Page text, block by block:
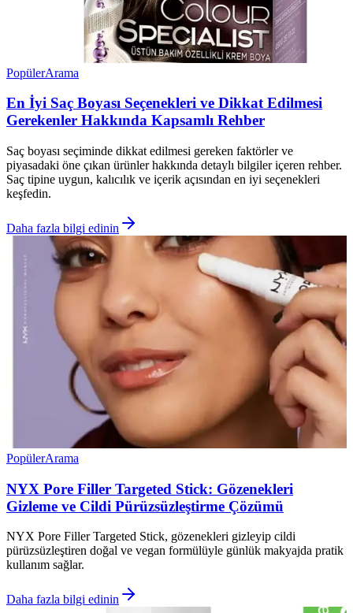
PopülerArama
En İyi Saç Boyası Seçenekleri ve Dikkat Edilmesi
Gerekenler Hakkında Kapsamlı Rehber
Saç boyası seçiminde dikkat edilmesi gereken faktörler ve
piyasadaki öne çıkan ürünler hakkında detaylı bilgiler içeren rehber.
Saç tipine uygun, kalıcılık ve içerik açısından en iyi seçenekleri
keşfedin.
Daha fazla bilgi edinin
PopülerArama
NYX Pore Filler Targeted Stick: Gözenekleri
Gizleme ve Cildi Pürüzsüzleştirme Çözümü
NYX Pore Filler Targeted Stick, gözenekleri gizleyip cildi
pürüzsüzleştiren doğal ve vegan formülüyle günlük makyajda pratik
kullanım sağlar.
Daha fazla bilgi edinin